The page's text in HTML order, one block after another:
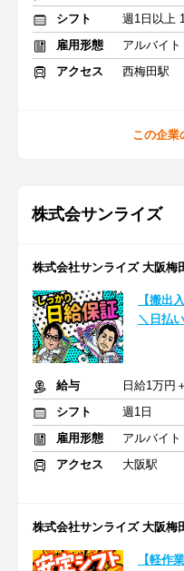
シフト
雇用形態
アルバイト
アクセス
西梅田駅
この企業
株式会サンライズ
株式会社サンライズ 大阪梅
【搬出
＼日払
給与
日給1万円
シフト
週1日
雇用形態
アルバイト
アクセス
大阪駅
株式会社サンライズ 大阪梅
【軽作